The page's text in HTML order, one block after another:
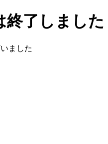
終了しました
ました